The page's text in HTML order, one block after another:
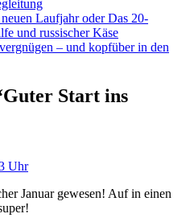
Laufjahr oder Das 20-
und russischer Käse
– und kopfüber in den
Start ins
Uhr
Januar gewesen! Auf in einen